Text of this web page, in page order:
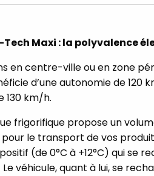
Tech Maxi : la polyvalence
en centre-ville ou en zone
d’une autonomie de
130 km/h.
frigorifique propose un
pour le transport de vos
(de 0°C à +12°C) qui se
véhicule, quant à lui, se